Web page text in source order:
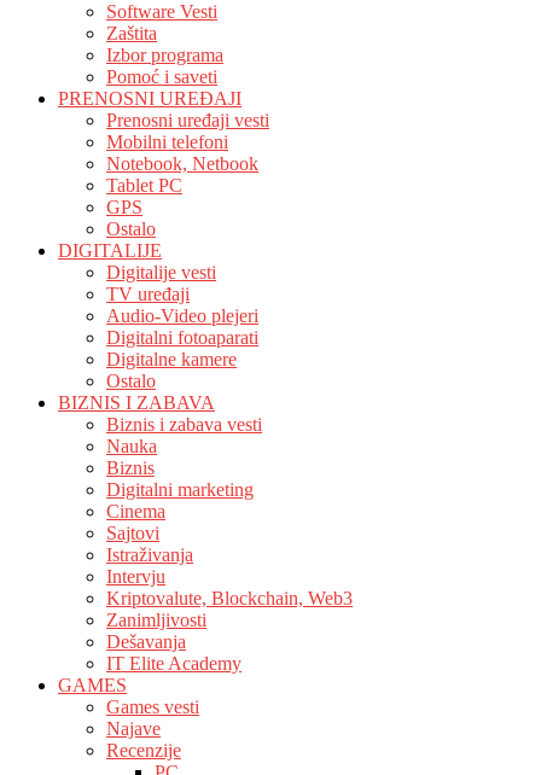
Software Vesti
Zaštita
Izbor programa
Pomoć i saveti
PRENOSNI UREĐAJI
Prenosni uređaji vesti
Mobilni telefoni
Notebook, Netbook
Tablet PC
GPS
Ostalo
DIGITALIJE
Digitalije vesti
TV uređaji
Audio-Video plejeri
Digitalni fotoaparati
Digitalne kamere
Ostalo
BIZNIS I ZABAVA
Biznis i zabava vesti
Nauka
Biznis
Digitalni marketing
Cinema
Sajtovi
Istraživanja
Intervju
Kriptovalute, Blockchain, Web3
Zanimljivosti
Dešavanja
IT Elite Academy
GAMES
Games vesti
Najave
Recenzije